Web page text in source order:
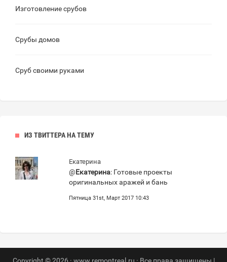
Изготовление срубов
Срубы домов
Сруб своими руками
ИЗ ТВИТТЕРА НА ТЕМУ
Екатерина
@Екатерина: Готовые проекты
оригинальных аражей и бань
Пятница 31st, Март 2017 10:43